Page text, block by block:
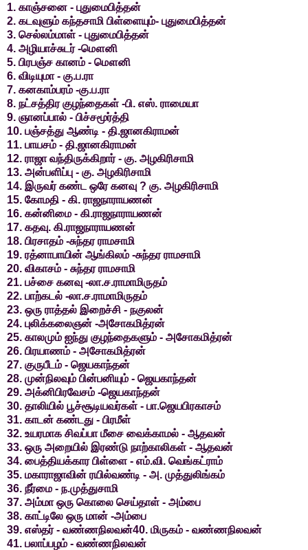
1. காஞ்சனை - புதுமைபித்தன்
2. கடவுளும் கந்தசாமி பிள்ளையும்- புதுமைபித்தன்
3. செல்லம்மாள் - புதுமைபித்தன்
4. அழியாச்சுடர் -மௌனி
5. பிரபஞ்ச கானம் - மௌனி
6. விடியுமா - கு.ப.ரா
7. கனகாம்பரம் -கு.ப.ரா
8. நட்சத்திர குழந்தைகள் -பி. எஸ். ராமையா
9. ஞானப்பால் - பிச்சமூர்த்தி
10. பஞ்சத்து ஆண்டி - தி.ஜானகிராமன்
11. பாயசம் - தி.ஜானகிராமன்
12. ராஜா வந்திருக்கிறார் - கு. அழகிரிசாமி
13. அன்பளிப்பு - கு. அழகிரிசாமி
14. இருவர் கண்ட ஒரே கனவு ? கு. அழகிரிசாமி
15. கோமதி - கி. ராஜநாராயணன்
16. கன்னிமை - கி.ராஜநாராயணன்
17. கதவு. கி.ராஜநாராயணன்
18. பிரசாதம் -சுந்தர ராமசாமி
19. ரத்னாபாயின் ஆங்கிலம் -சுந்தர ராமசாமி
20. விகாசம் - சுந்தர ராமசாமி
21. பச்சை கனவு -லா.ச.ராமாமிருதம்
22. பாற்கடல் -லா.ச.ராமாமிருதம்
23. ஒரு ராத்தல் இறைச்சி - நகுலன்
24. புலிக்கலைஞன் -அசோகமித்ரன்
25. காலமும் ஐந்து குழந்தைகளும் - அசோகமித்ரன்
26. பிரயாணம் - அசோகமித்ரன்
27. குருபீடம் - ஜெயகாந்தன்
28. முன்நிலவும் பின்பனியும் - ஜெயகாந்தன்
29. அக்னிபிரவேசம் -ஜெயகாந்தன்
30. தாலியில் பூச்சூடியவர்கள் - பா.ஜெயபிரகாசம்
31. காடன் கண்டது - பிரமீள்
32. உயரமாக சிவப்பா மீசை வைக்காமல் - ஆதவன்
33. ஒரு அறையில் இரண்டு நாற்காலிகள் - ஆதவன்
34. பைத்தியக்கார பிள்ளை - எம்.வி. வெங்கட்ராம்
35. மகாராஜாவின் ரயில்வண்டி - அ. முத்துலிங்கம்
36. நீர்மை - ந.முத்துசாமி
37. அம்மா ஒரு கொலை செய்தாள் - அம்பை
38. காட்டிலே ஒரு மான் -அம்பை
39. எஸ்தர் - வண்ணநிலவன்40. மிருகம் - வண்ணநிலவன்
41. பலாப்பழம் - வண்ணநிலவன்